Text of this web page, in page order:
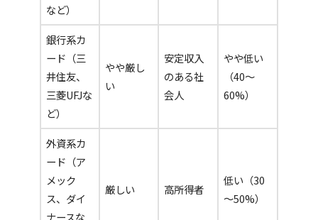
など）
銀行系カ
ード（三
井住友、
三菱UFJな
ど）
やや厳し
い
安定収入
のある社
会人
やや低い
（40～
60%）
外資系カ
ード（ア
メック
ス、ダイ
ナースな
厳しい 高所得者
低い（30
～50%）